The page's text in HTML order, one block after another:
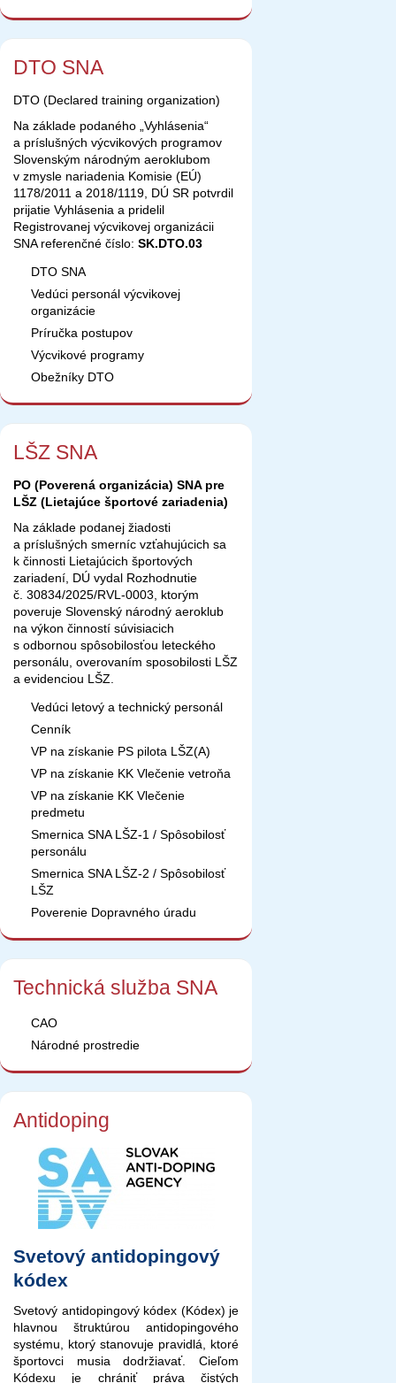
DTO SNA
DTO (Declared training organization)
Na základe podaného „Vyhlásenia“
a príslušných výcvikových programov
Slovenským národným aeroklubom
v zmysle nariadenia Komisie (EÚ)
1178/2011 a 2018/1119, DÚ SR potvrdil
prijatie Vyhlásenia a pridelil
Registrovanej výcvikovej organizácii
SNA referenčné číslo: SK.DTO.03
DTO SNA
Vedúci personál výcvikovej
organizácie
Príručka postupov
Výcvikové programy
Obežníky DTO
LŠZ SNA
PO (Poverená organizácia) SNA pre
LŠZ (Lietajúce športové zariadenia)
Na základe podanej žiadosti
a príslušných smerníc vzťahujúcich sa
k činnosti Lietajúcich športových
zariadení, DÚ vydal Rozhodnutie
č. 30834/2025/RVL-0003, ktorým
poveruje Slovenský národný aeroklub
na výkon činností súvisiacich
s odbornou spôsobilosťou leteckého
personálu, overovaním sposobilosti LŠZ
a evidenciou LŠZ.
Vedúci letový a technický personál
Cenník
VP na získanie PS pilota LŠZ(A)
VP na získanie KK Vlečenie vetroňa
VP na získanie KK Vlečenie
predmetu
Smernica SNA LŠZ-1 / Spôsobilosť
personálu
Smernica SNA LŠZ-2 / Spôsobilosť
LŠZ
Poverenie Dopravného úradu
Technická služba SNA
CAO
Národné prostredie
Antidoping
Svetový antidopingový
kódex
Svetový antidopingový kódex (Kódex) je
hlavnou štruktúrou antidopingového
systému, ktorý stanovuje pravidlá, ktoré
športovci musia dodržiavať. Cieľom
Kódexu je chrániť práva čistých